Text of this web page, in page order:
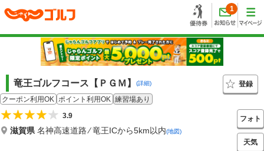
1
竜王ゴルフコース【ＰＧＭ】 (詳細)
登録
クーポン利用OK ポイント利用OK 練習場あり
3.9
滋賀県名神高速道路 ⁄ 竜王ICから5km以内(地図)
フォト
天気